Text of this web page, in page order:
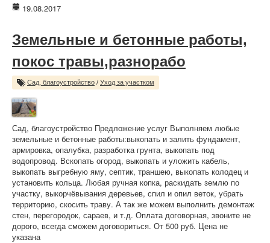
19.08.2017
Земельные и бетонные работы,
покос травы,разнорабо
Сад, благоустройство / Уход за участком
Сад, благоустройство Предложение услуг Выполняем любые
земельные и бетонные работы:выкопать и залить фундамент,
армировка, опалубка, разработка грунта, выкопать под
водопровод. Вскопать огород, выкопать и уложить кабель,
выкопать выгребную яму, септик, траншею, выкопать колодец и
установить кольца. Любая ручная копка, раскидать землю по
участку, выкорчёвывания деревьев, спил и опил веток, убрать
территорию, скосить траву. А так же можем выполнить демонтаж
стен, перегородок, сараев, и т.д. Оплата договорная, звоните не
дорого, всегда сможем договориться. От 500 руб. Цена не
указана